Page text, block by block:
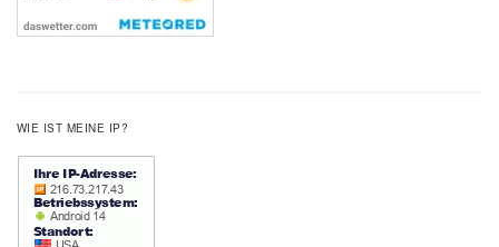
WIE IST MEINE IP?